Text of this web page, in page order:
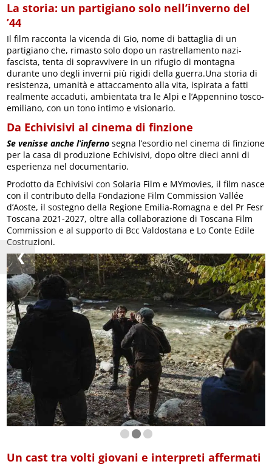
La storia: un partigiano solo nell’inverno del
’44
Il film racconta la vicenda di Gio, nome di battaglia di un
partigiano che, rimasto solo dopo un rastrellamento nazi-
fascista, tenta di sopravvivere in un rifugio di montagna
durante uno degli inverni più rigidi della guerra.Una storia di
resistenza, umanità e attaccamento alla vita, ispirata a fatti
realmente accaduti, ambientata tra le Alpi e l’Appennino tosco-
emiliano, con un tono intimo e visionario.
Da Echivisivi al cinema di finzione
Se venisse anche l’inferno segna l’esordio nel cinema di finzione
per la casa di produzione Echivisivi, dopo oltre dieci anni di
esperienza nel documentario.
Prodotto da Echivisivi con Solaria Film e MYmovies, il film nasce
con il contributo della Fondazione Film Commission Vallée
d’Aoste, il sostegno della Regione Emilia-Romagna e del Pr Fesr
Toscana 2021-2027, oltre alla collaborazione di Toscana Film
Commission e al supporto di Bcc Valdostana e Lo Conte Edile
Costruzioni.
❮
Un cast tra volti giovani e interpreti affermati